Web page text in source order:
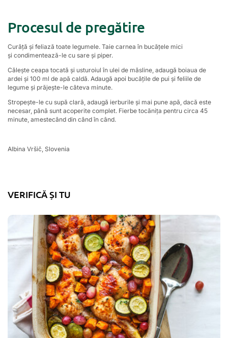
Procesul de pregătire
Curăță și feliază toate legumele. Taie carnea în bucățele mici
și condimentează-le cu sare și piper.
Călește ceapa tocată și usturoiul în ulei de măsline, adaugă boiaua de
ardei și 100 ml de apă caldă. Adaugă apoi bucățile de pui și feliile de
legume și prăjește-le câteva minute.
Stropește-le cu supă clară, adaugă ierburile și mai pune apă, dacă este
necesar, până sunt acoperite complet. Fierbe tocănița pentru circa 45
minute, amestecând din când în când.
Albina Vršič, Slovenia
VERIFICĂ ȘI TU